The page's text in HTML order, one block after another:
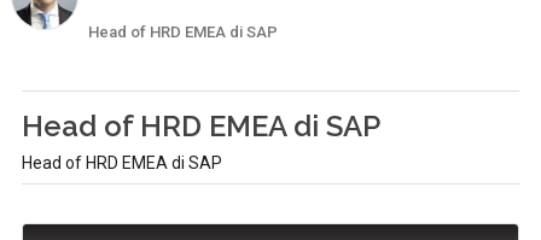
Head of HRD EMEA di SAP
Head of HRD EMEA di SAP
Head of HRD EMEA di SAP